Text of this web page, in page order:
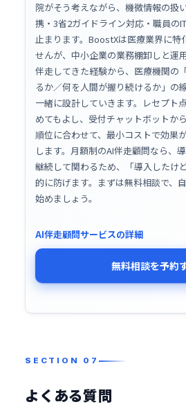
院がそう考えながら、機微情報の扱
携・3省2ガイドライン対応・職員の
止まります。BoostXは医療業界に特
せんが、中小企業の業務棚卸しと運
伴走してきた経験から、医療機関の
るか／何を人間が握り続けるか」の
一緒に設計していきます。レセプト
めてもよし、受付チャットボットか
順位に合わせて、最小コストで効果
します。月額制のAI伴走顧問なら、
継続して関わるため、「導入したけ
的に防げます。まずは無料相談で、
始めましょう。
AI伴走顧問サービスの詳細
無料相談を予約
よくある質問